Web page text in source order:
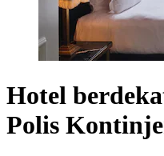
Hotel
Polis